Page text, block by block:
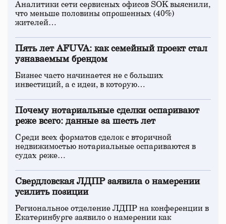
Аналитики сети сервисных офисов SOK выяснили,
что меньше половины опрошенных (40%)
жителей…
Пять лет AFUVA: как семейный проект стал
узнаваемым брендом
Бизнес часто начинается не с больших
инвестиций, а с идеи, в которую…
Почему нотариальные сделки оспаривают
реже всего: данные за шесть лет
Среди всех форматов сделок с вторичной
недвижимостью нотариальные оспариваются в
судах реже…
Свердловская ЛДПР заявила о намерении
усилить позиции
Региональное отделение ЛДПР на конференции в
Екатеринбурге заявило о намерении как